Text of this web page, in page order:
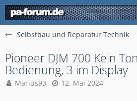
Selbstbau und Reparatur Technik
Pioneer DJM 700 Kein
Bedienung, 3 im Display
Marius93 12. Mai 2024